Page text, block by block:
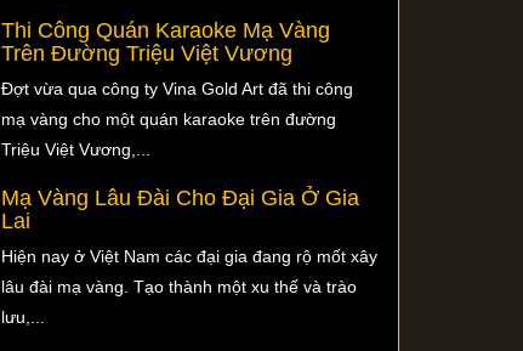
Thi Công Quán Karaoke Mạ Vàng
Trên Đường Triệu Việt Vương
Đợt vừa qua công ty Vina Gold Art đã thi công
mạ vàng cho một quán karaoke trên đường
Triệu Việt Vương,...
Mạ Vàng Lâu Đài Cho Đại Gia Ở Gia
Lai
Hiện nay ở Việt Nam các đại gia đang rộ mốt xây
lâu đài mạ vàng. Tạo thành một xu thế và trào
lưu,...